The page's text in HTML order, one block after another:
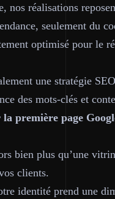
nos réalisations
seulement du
optimisé pour le
une stratégie
des mots-clés et
première page
bien plus qu’une
clients.
identité prend une